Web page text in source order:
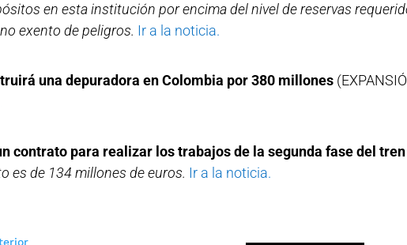
en esta institución por encima del nivel de reservas
exento de peligros. Ir a la noticia.
una depuradora en Colombia por 380 millones
contrato para realizar los trabajos de la segunda fase del
es de 134 millones de euros. Ir a la noticia.